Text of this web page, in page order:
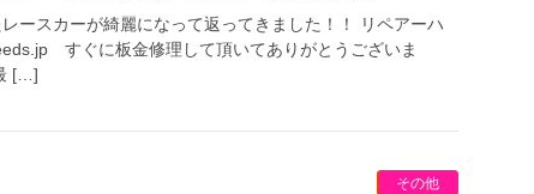
ースカーが綺麗になって返ってきました！！ リペアーハ
すぐに板金修理して頂いてありがとうございま
[…]
その他